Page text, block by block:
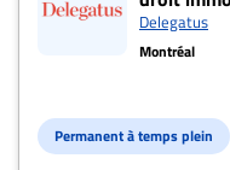
À
S’abonner
FAQ
Delegatus
Montréal
Permanent à temps plein